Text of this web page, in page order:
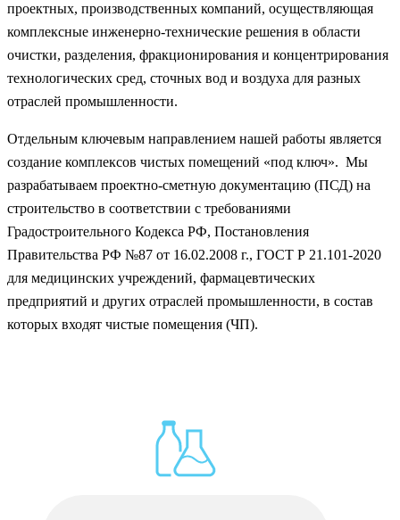
проектных, производственных компаний, осуществляющая
комплексные инженерно-технические решения в области
очистки, разделения, фракционирования и концентрирования
технологических сред, сточных вод и воздуха для разных
отраслей промышленности.
Отдельным ключевым направлением нашей работы является
создание комплексов чистых помещений «под ключ». Мы
разрабатываем проектно-сметную документацию (ПСД) на
строительство в соответствии с требованиями
Градостроительного Кодекса РФ, Постановления
Правительства РФ №87 от 16.02.2008 г., ГОСТ Р 21.101-2020
для медицинских учреждений, фармацевтических
предприятий и других отраслей промышленности, в состав
которых входят чистые помещения (ЧП).